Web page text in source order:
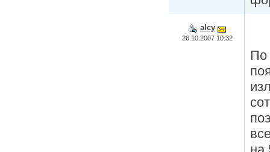
alcy
26.10.2007 10:32
По